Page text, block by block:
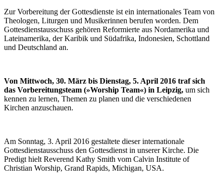
Zur Vorbereitung der Gottesdienste ist ein internationales Team von
Theologen, Liturgen und Musikerinnen berufen worden. Dem
Gottesdienstausschuss gehören Reformierte aus Nordamerika und
Lateinamerika, der Karibik und Südafrika, Indonesien, Schottland
und Deutschland an.
Von Mittwoch, 30. März bis Dienstag, 5. April 2016 traf sich
das Vorbereitungsteam (»Worship Team«) in Leipzig, um sich
kennen zu lernen, Themen zu planen und die verschiedenen
Kirchen anzuschauen.
Am Sonntag, 3. April 2016 gestaltete dieser internationale
Gottesdienstausschuss den Gottesdienst in unserer Kirche. Die
Predigt hielt Reverend Kathy Smith vom Calvin Institute of
Christian Worship, Grand Rapids, Michigan, USA.